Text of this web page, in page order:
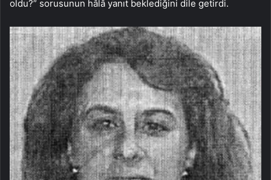
oldu?” sorusunun hâlâ yanıt beklediğini dile getirdi.